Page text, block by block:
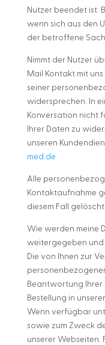
Nutzer beendet ist.
wenn sich aus den
der betroffene
Nimmt der Nutzer
Mail Kontakt mit
seiner
widersprechen. In
Konversation nicht
Ihrer Daten zu
unseren
med.de
Alle
Kontaktaufnahme
diesem Fall gelöscht.
Wie werden meine
weitergegeben und
Die von Ihnen zur
Beantwortung
Bestellung in
Wenn verfügbar
sowie zum Zweck
unserer Webseiten.